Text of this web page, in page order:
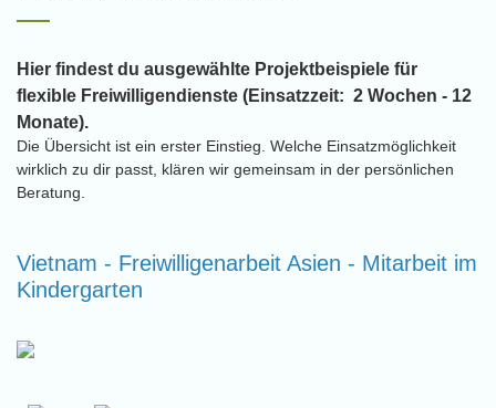
Hier findest du ausgewählte Projektbeispiele für
flexible Freiwilligendienste (Einsatzzeit: 2 Wochen - 12
Monate).
Die Übersicht ist ein erster Einstieg. Welche Einsatzmöglichkeit
wirklich zu dir passt, klären wir gemeinsam in der persönlichen
Beratung.
Vietnam - Freiwilligenarbeit Asien - Mitarbeit im
Kindergarten